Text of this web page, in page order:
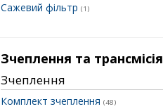
Сажевий фільтр (1)
Зчеплення та трансмісія
Зчеплення
Комплект зчеплення (48)